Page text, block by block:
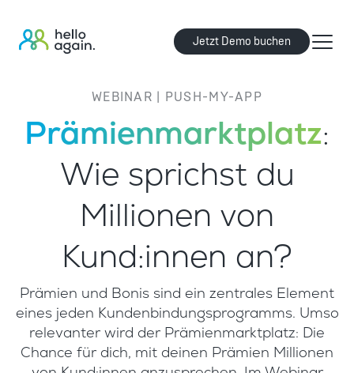
Jetzt Demo buchen
WEBINAR | PUSH-MY-APP
Prämienmarktplatz:
Wie sprichst du
Millionen von
Kund:innen an?
Prämien und Bonis sind ein zentrales Element
eines jeden Kundenbindungsprogramms. Umso
relevanter wird der Prämienmarktplatz: Die
Chance für dich, mit deinen Prämien Millionen